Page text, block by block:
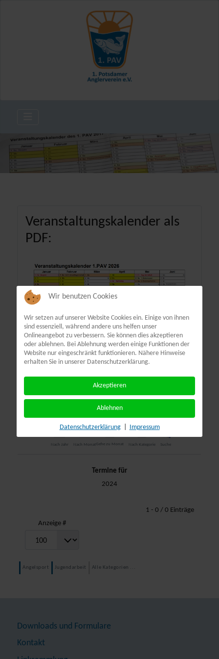
Veranstaltungskalender als
PDF:
Terminübersicht
Nach Jahr Nach MonatGehe zu Monat Nach Kategorie Suche
Termine für
2024
Limite der Paginierungsliste
1 - 0 / 0 Einträge
Anzeige #
Angelsport Jugendarbeit Alle Kategorien ...
Downloads und Formulare
Kontakt
Wir benutzen Cookies
Wir setzen auf unserer Website Cookies ein. Einige von ihnen
sind essenziell, während andere uns helfen unser
Onlineangebot zu verbessern. Sie können dies akzeptieren
oder ablehnen. Bei Ablehnung werden einige Funktionen der
Website nur eingeschränkt funktionieren. Nähere Hinweise
erhalten Sie in unserer Datenschutzerklärung.
Akzeptieren
Ablehnen
Datenschutzerklärung Impressum